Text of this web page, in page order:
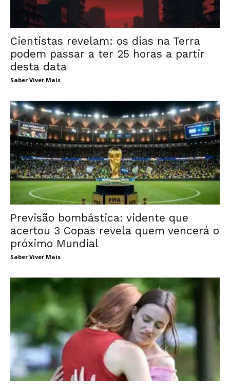
Cientistas revelam: os dias na Terra
podem passar a ter 25 horas a partir
desta data
Saber Viver Mais
Previsão bombástica: vidente que
acertou 3 Copas revela quem vencerá o
próximo Mundial
Saber Viver Mais